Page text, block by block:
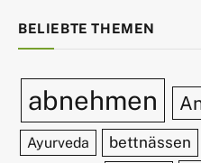
BELIEBTE THEMEN
abnehmen
Ayurveda bettnässen